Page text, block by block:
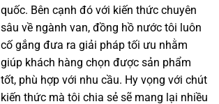
quốc. Bên cạnh đó với kiến thức chuyên
sâu về ngành van, đồng hồ nước tôi luôn
cố gắng đưa ra giải pháp tối ưu nhằm
giúp khách hàng chọn được sản phẩm
tốt, phù hợp với nhu cầu. Hy vọng với chút
kiến thức mà tôi chia sẻ sẽ mang lại nhiều